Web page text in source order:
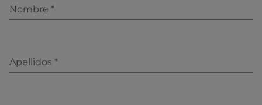
Nombre *
Apellidos *